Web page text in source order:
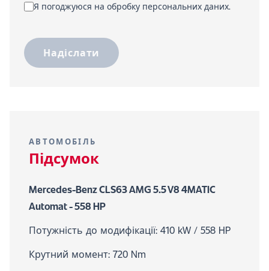
Я погоджуюся на обробку персональних даних.
Надіслати
АВТОМОБІЛЬ
Підсумок
Mercedes-Benz CLS63 AMG 5.5 V8 4MATIC
Automat - 558 HP
Потужність до модифікації: 410 kW / 558 HP
Крутний момент: 720 Nm